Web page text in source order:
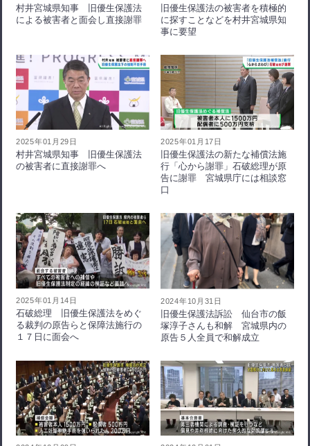
村井宮城県知事 旧優生保護法
による被害者と面会し直接謝罪
旧優生保護法の被害者を積極的
に探すことなどを村井宮城県知
事に要望
2025年01月29日
村井宮城県知事 旧優生保護法
の被害者に直接謝罪へ
2025年01月17日
旧優生保護法の新たな補償法施
行「心から謝罪」石破総理が原
告に謝罪 宮城県庁には相談窓
口
2025年01月14日
石破総理 旧優生保護法をめぐ
る裁判の原告らと保障法施行の
１７日に面会へ
2024年10月31日
旧優生保護法訴訟 仙台市の飯
塚淳子さんも和解 宮城県内の
原告５人全員で和解成立